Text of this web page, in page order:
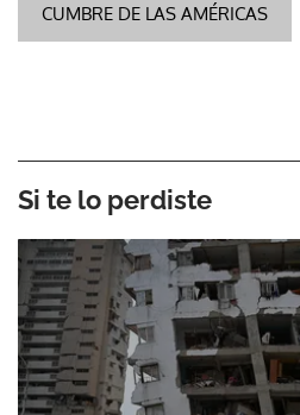
CUMBRE DE LAS AMÉRICAS
Si te lo perdiste